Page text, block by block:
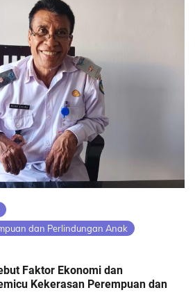
dan Perlindungan Anak
Faktor Ekonomi dan
Kekerasan Perempuan dan